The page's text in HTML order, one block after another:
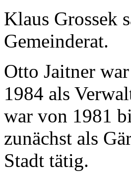
Klaus Grossek
Gemeinderat.
Otto Jaitner
1984 als
war von 1981
zunächst als
Stadt tätig.